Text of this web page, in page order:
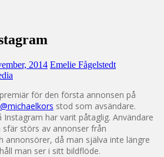
2014 Emelie Fågelstedt
för den första annonsen på
@michaelkors stod som avsändare.
har varit påtaglig. Användare
störs av annonser från
då man själva inte längre
man ser i sitt bildflöde.